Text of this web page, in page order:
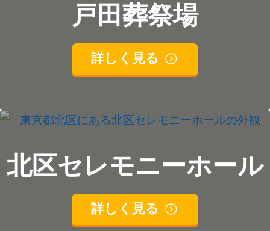
戸田葬祭場
詳しく見る
北区セレモニーホール
詳しく見る